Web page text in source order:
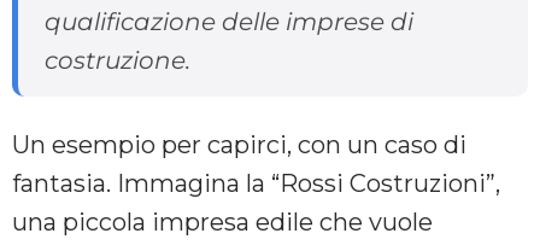
qualificazione delle imprese di
costruzione.
Un esempio per capirci, con un caso di
fantasia. Immagina la “Rossi Costruzioni”,
una piccola impresa edile che vuole